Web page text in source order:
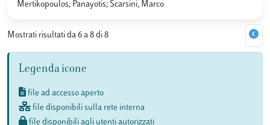
Mertikopoulos, Panayotis; Scarsini, Marco
Mostrati risultati da 6 a 8 di 8
Legenda icone
file ad accesso aperto
file disponibili sulla rete interna
file disponibili agli utenti autorizzati